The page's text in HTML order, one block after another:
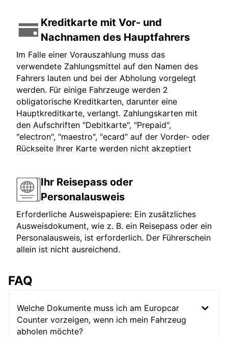
Kreditkarte mit Vor- und
Nachnamen des Hauptfahrers
Im Falle einer Vorauszahlung muss das
verwendete Zahlungsmittel auf den Namen des
Fahrers lauten und bei der Abholung vorgelegt
werden. Für einige Fahrzeuge werden 2
obligatorische Kreditkarten, darunter eine
Hauptkreditkarte, verlangt. Zahlungskarten mit
den Aufschriften "Debitkarte", "Prepaid",
"electron", "maestro", "ecard" auf der Vorder- oder
Rückseite Ihrer Karte werden nicht akzeptiert
Ihr Reisepass oder
Personalausweis
Erforderliche Ausweispapiere: Ein zusätzliches
Ausweisdokument, wie z. B. ein Reisepass oder ein
Personalausweis, ist erforderlich. Der Führerschein
allein ist nicht ausreichend.
FAQ
Welche Dokumente muss ich am Europcar
Counter vorzeigen, wenn ich mein Fahrzeug
abholen möchte?